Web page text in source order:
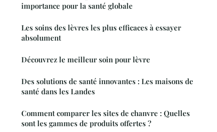
importance pour la santé globale
Les soins des lèvres les plus efficaces à essayer
absolument
Découvrez le meilleur soin pour lèvre
Des solutions de santé innovantes : Les maisons de
santé dans les Landes
Comment comparer les sites de chanvre : Quelles
sont les gammes de produits offertes ?